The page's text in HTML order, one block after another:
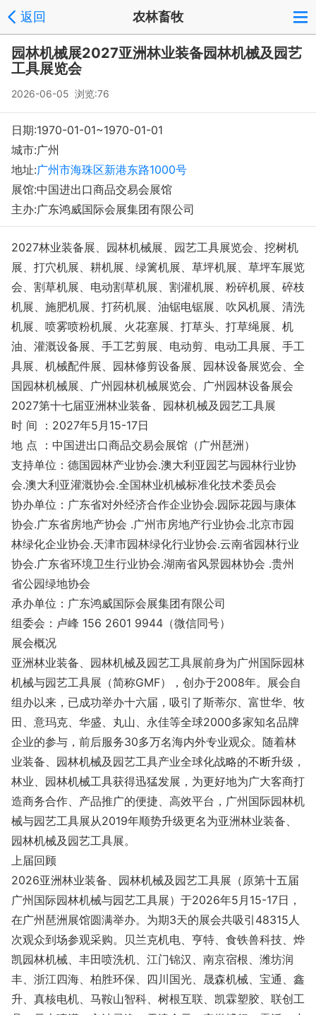
返回 农林畜牧
园林机械展2027亚洲林业装备园林机械及园艺
工具展览会
2026-06-05 浏览:76
日期:1970-01-01~1970-01-01
城市:广州
地址:广州市海珠区新港东路1000号
展馆:中国进出口商品交易会展馆
主办:广东鸿威国际会展集团有限公司
2027林业装备展、园林机械展、园艺工具展览会、挖树机
展、打穴机展、耕机展、绿篱机展、草坪机展、草坪车展览
会、割草机展、电动割草机展、割灌机展、粉碎机展、碎枝
机展、施肥机展、打药机展、油锯电锯展、吹风机展、清洗
机展、喷雾喷粉机展、火花塞展、打草头、打草绳展、机
油、灌溉设备展、手工艺剪展、电动剪、电动工具展、手工
具展、机械配件展、园林修剪设备展、园林设备展览会、全
国园林机械展、广州园林机械展览会、广州园林设备展会
2027第十七届亚洲林业装备、园林机械及园艺工具展
时 间 ：2027年5月15-17日
地 点 ：中国进出口商品交易会展馆（广州琶洲）
支持单位：德国园林产业协会.澳大利亚园艺与园林行业协
会.澳大利亚灌溉协会.全国林业机械标准化技术委员会
协办单位：广东省对外经济合作企业协会.园际花园与康体
协会.广东省房地产协会 .广州市房地产行业协会.北京市园
林绿化企业协会.天津市园林绿化行业协会.云南省园林行业
协会.广东省环境卫生行业协会.湖南省风景园林协会 .贵州
省公园绿地协会
承办单位：广东鸿威国际会展集团有限公司
组委会：卢峰 156 2601 9944（微信同号）
展会概况
亚洲林业装备、园林机械及园艺工具展前身为广州国际园林
机械与园艺工具展（简称GMF），创办于2008年。展会自
组办以来，已成功举办十六届，吸引了斯蒂尔、富世华、牧
田、意玛克、华盛、丸山、永佳等全球2000多家知名品牌
企业的参与，前后服务30多万名海内外专业观众。随着林
业装备、园林机械及园艺工具产业全球化战略的不断升级，
林业、园林机械工具获得迅猛发展，为更好地为广大客商打
造商务合作、产品推广的便捷、高效平台，广州国际园林机
械与园艺工具展从2019年顺势升级更名为亚洲林业装备、
园林机械及园艺工具展。
上届回顾
2026亚洲林业装备、园林机械及园艺工具展（原第十五届
广州国际园林机械与园艺工具展）于2026年5月15-17日，
在广州琶洲展馆圆满举办。为期3天的展会共吸引48315人
次观众到场参观采购。贝兰克机电、亨特、食铁兽科技、烨
凯园林机械、丰田喷洗机、江门锦汉、南京宿根、潍坊润
丰、浙江四海、柏胜环保、四川国光、晟森机械、宝通、鑫
升、真核电机、马鞍山智科、树根互联、凯霖塑胶、联创工